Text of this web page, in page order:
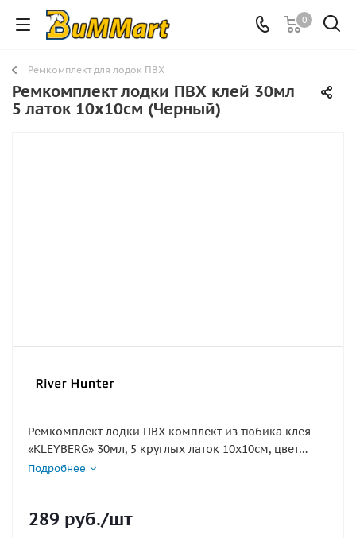
0
Ремкомплект для лодок ПВХ
Ремкомплект лодки ПВХ клей 30мл
5 латок 10х10см (Черный)
Ремкомплект лодки ПВХ комплект из тюбика клея
«KLEYBERG» 30мл, 5 круглых латок 10х10см, цвет
черный
Подробнее
289 руб./шт